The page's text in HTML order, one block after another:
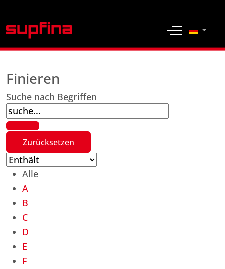
Off-Canvas
Sprache
Finieren
Suche nach Begriffen
Alle
A
B
C
D
E
F